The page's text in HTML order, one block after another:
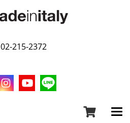
02-215-2372